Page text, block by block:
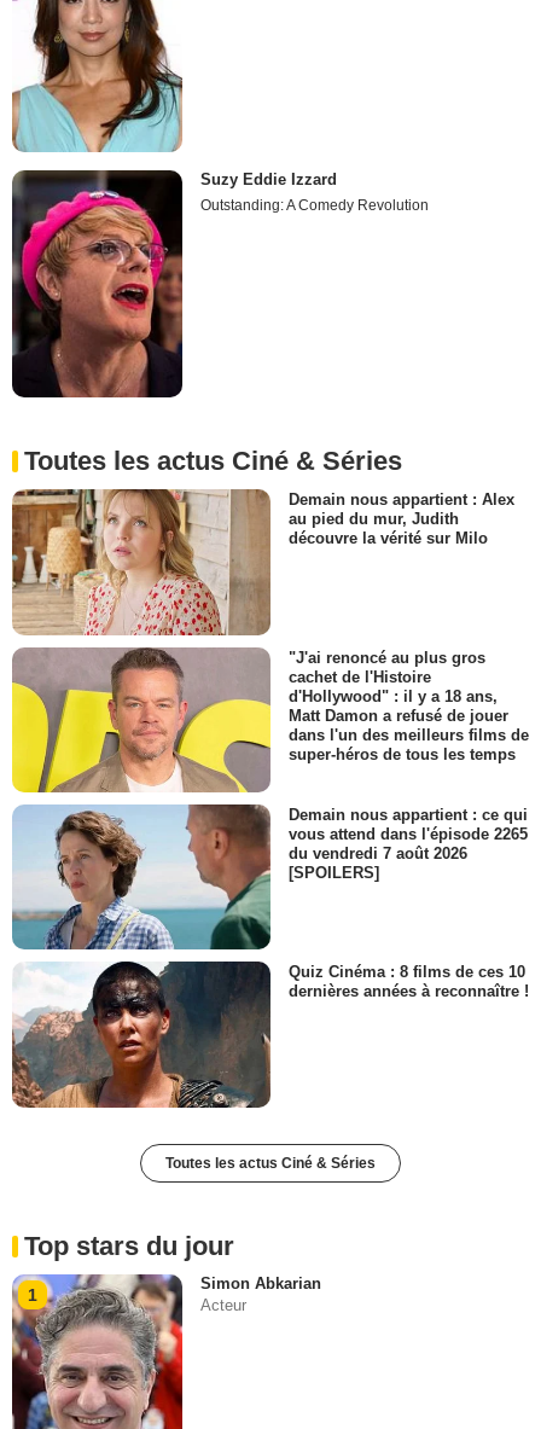
Suzy Eddie Izzard
Outstanding: A Comedy Revolution
Toutes les actus Ciné & Séries
Demain nous appartient : Alex
au pied du mur, Judith
découvre la vérité sur Milo
"J'ai renoncé au plus gros
cachet de l'Histoire
d'Hollywood" : il y a 18 ans,
Matt Damon a refusé de jouer
dans l'un des meilleurs films de
super-héros de tous les temps
Demain nous appartient : ce qui
vous attend dans l'épisode 2265
du vendredi 7 août 2026
[SPOILERS]
Quiz Cinéma : 8 films de ces 10
dernières années à reconnaître !
Toutes les actus Ciné & Séries
Top stars du jour
1
Simon Abkarian
Acteur